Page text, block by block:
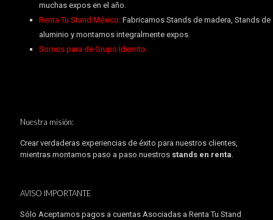
muchas expos en el año.
Renta Tu Stand México:Fabricamos Stands de madera, Stands de
aluminio y montamos integralmente expos.
Somos para de Grupo Idennto.
Nuestra misión:
Crear verdaderas experiencias de éxito para nuestros clientes,
mientras montamos paso a paso nuestros stands en renta.
AVISO IMPORTANTE
Sólo Aceptamos pagos a cuentas Asociadas a Renta Tu Stand